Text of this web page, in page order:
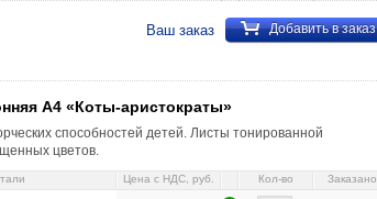
Ваш заказ Добавить в заказ
А4 «Коты-аристократы»
способностей детей. Листы тонированной
цветов.
Цена c НДС, руб. Кол-во Заказано